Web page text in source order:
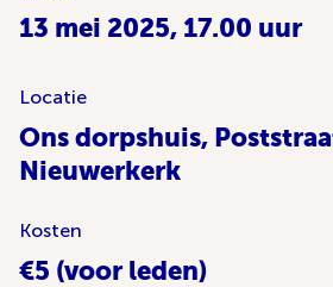
13 mei 2025, 17.00 uur
Locatie
Ons dorpshuis,
Nieuwerkerk
Kosten
€5 (voor leden)